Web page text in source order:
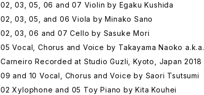
02, 03, 05, 06 and 07 Violin by Egaku Kushida
02, 03, 05, and 06 Viola by Minako Sano
02, 03, 06 and 07 Cello by Sasuke Mori
05 Vocal, Chorus and Voice by Takayama Naoko a.k.a.
Carneiro Recorded at Studio Guzli, Kyoto, Japan 2018
09 and 10 Vocal, Chorus and Voice by Saori Tsutsumi
02 Xylophone and 05 Toy Piano by Kita Kouhei